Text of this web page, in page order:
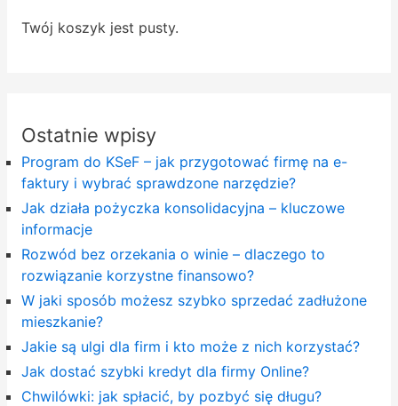
Twój koszyk jest pusty.
Ostatnie wpisy
Program do KSeF – jak przygotować firmę na e-
faktury i wybrać sprawdzone narzędzie?
Jak działa pożyczka konsolidacyjna – kluczowe
informacje
Rozwód bez orzekania o winie – dlaczego to
rozwiązanie korzystne finansowo?
W jaki sposób możesz szybko sprzedać zadłużone
mieszkanie?
Jakie są ulgi dla firm i kto może z nich korzystać?
Jak dostać szybki kredyt dla firmy Online?
Chwilówki: jak spłacić, by pozbyć się długu?